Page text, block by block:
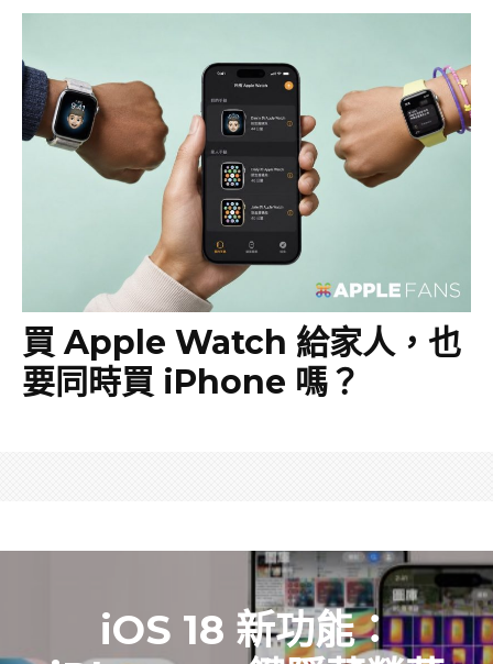
買 Apple Watch 給家人，也
要同時買 iPhone 嗎？
iOS 18 新功能：